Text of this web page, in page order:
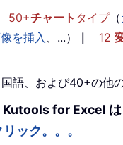
50+チャート タイプ（
を挿入 、...） ｜ 12
語、および40+の他
Kutools for Excel は
ック。。。